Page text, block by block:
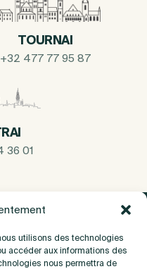
utilisons des technologies
accéder aux informations des
nous permettra de
TOURNAI
+32 477 77 95 87
36 01